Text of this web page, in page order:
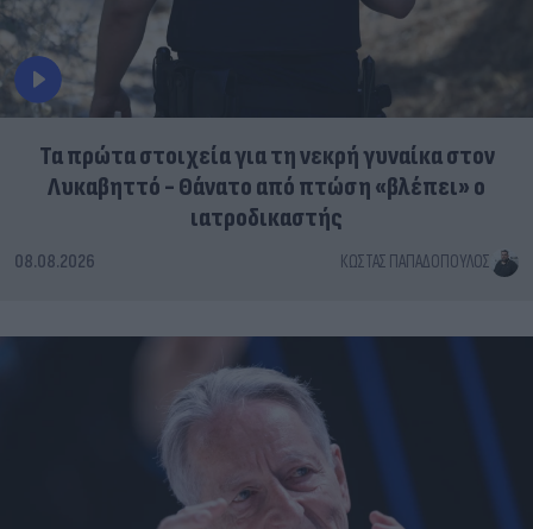
Τα πρώτα στοιχεία για τη νεκρή γυναίκα στον
Λυκαβηττό - Θάνατο από πτώση «βλέπει» ο
ιατροδικαστής
08.08.2026 ΚΏΣΤΑΣ ΠΑΠΑΔΌΠΟΥΛΟΣ